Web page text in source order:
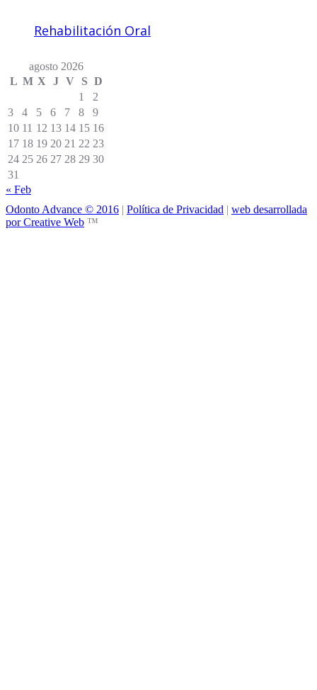
Rehabilitación Oral
agosto 2026
L M X J V S D
1
2
3
4 5 6 7 8
9
10 11 12 13 14 15 16
17 18 19 20 21 22 23
24 25 26 27 28 29 30
31
« Feb
Odonto Advance © 2016 | Política de Privacidad | web desarrollada
por Creative Web ™